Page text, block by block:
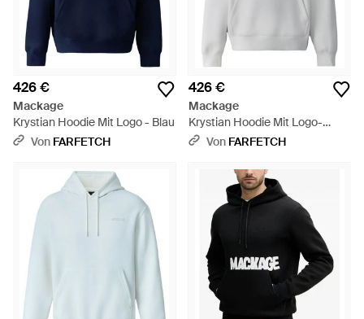
426 €
Mackage
Krystian Hoodie Mit Logo - Blau
Von FARFETCH
426 €
Mackage
Krystian Hoodie Mit Logo-
Detail - Grau
Von FARFETCH